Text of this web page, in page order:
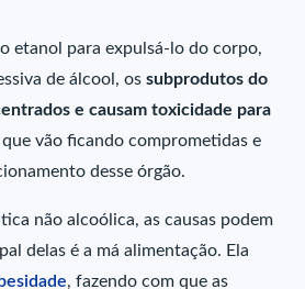
etanol para expulsá-lo do corpo,
de álcool, ossubprodutos do
e causam toxicidade para
que vão ficando comprometidas e
desse órgão.
não alcoólica, as causas podem
delas é a má alimentação. Ela
, fazendo com que as